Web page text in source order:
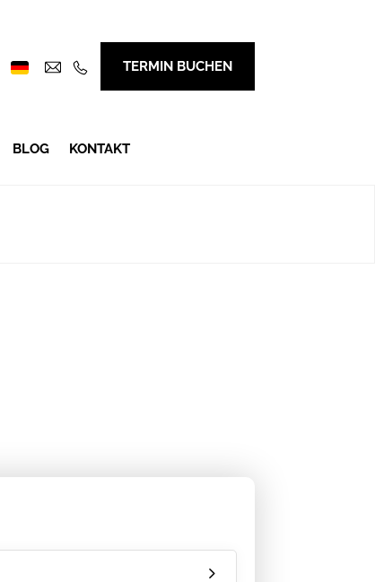
TERMIN BUCHEN
BLOG KONTAKT